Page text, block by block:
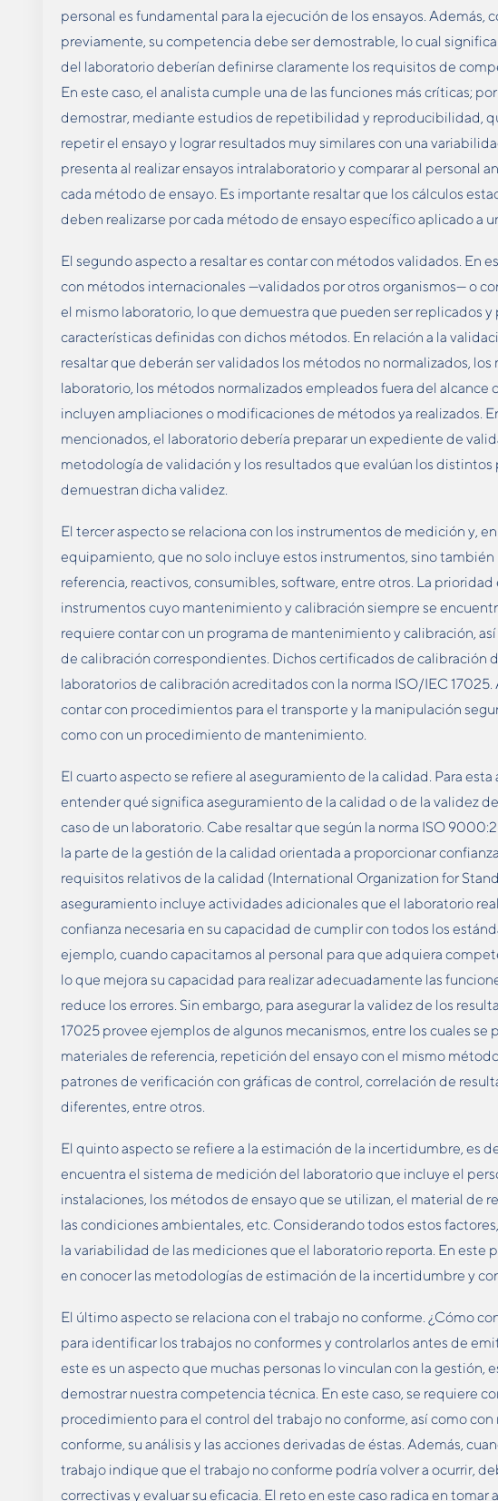
personal es fundamental para la ejecución de los ensayos. Además,
previamente, su competencia debe ser demostrable, lo cual
del laboratorio deberían definirse claramente los requisitos de
En este caso, el analista cumple una de las funciones más críticas;
demostrar, mediante estudios de repetibilidad y reproducibilidad,
repetir el ensayo y lograr resultados muy similares con una
presenta al realizar ensayos intralaboratorio y comparar al personal
cada método de ensayo. Es importante resaltar que los cálculos
deben realizarse por cada método de ensayo específico aplicado a
El segundo aspecto a resaltar es contar con métodos validados. En
con métodos internacionales —validados por otros organismos— o
el mismo laboratorio, lo que demuestra que pueden ser replicados
características definidas con dichos métodos. En relación a la
resaltar que deberán ser validados los métodos no normalizados,
laboratorio, los métodos normalizados empleados fuera del alcance
incluyen ampliaciones o modificaciones de métodos ya realizados.
mencionados, el laboratorio debería preparar un expediente de
metodología de validación y los resultados que evalúan los distintos
demuestran dicha validez.
El tercer aspecto se relaciona con los instrumentos de medición y,
equipamiento, que no solo incluye estos instrumentos, sino también
referencia, reactivos, consumibles, software, entre otros. La prioridad
instrumentos cuyo mantenimiento y calibración siempre se
requiere contar con un programa de mantenimiento y calibración,
de calibración correspondientes. Dichos certificados de calibración
laboratorios de calibración acreditados con la norma ISO/IEC 17025.
contar con procedimientos para el transporte y la manipulación
como con un procedimiento de mantenimiento.
El cuarto aspecto se refiere al aseguramiento de la calidad. Para
entender qué significa aseguramiento de la calidad o de la validez
caso de un laboratorio. Cabe resaltar que según la norma ISO
la parte de la gestión de la calidad orientada a proporcionar
requisitos relativos de la calidad (International Organization for
aseguramiento incluye actividades adicionales que el laboratorio
confianza necesaria en su capacidad de cumplir con todos los
ejemplo, cuando capacitamos al personal para que adquiera
lo que mejora su capacidad para realizar adecuadamente las
reduce los errores. Sin embargo, para asegurar la validez de los
17025 provee ejemplos de algunos mecanismos, entre los cuales se
materiales de referencia, repetición del ensayo con el mismo
patrones de verificación con gráficas de control, correlación de
diferentes, entre otros.
El quinto aspecto se refiere a la estimación de la incertidumbre, es
encuentra el sistema de medición del laboratorio que incluye el
instalaciones, los métodos de ensayo que se utilizan, el material de
las condiciones ambientales, etc. Considerando todos estos
la variabilidad de las mediciones que el laboratorio reporta. En este
en conocer las metodologías de estimación de la incertidumbre y
El último aspecto se relaciona con el trabajo no conforme. ¿Cómo
para identificar los trabajos no conformes y controlarlos antes de
este es un aspecto que muchas personas lo vinculan con la gestión,
demostrar nuestra competencia técnica. En este caso, se requiere
procedimiento para el control del trabajo no conforme, así como
conforme, su análisis y las acciones derivadas de éstas. Además,
trabajo indique que el trabajo no conforme podría volver a ocurrir,
correctivas y evaluar su eficacia. El reto en este caso radica en tomar